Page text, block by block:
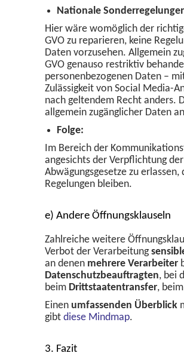
Nationale
Hier wäre womöglich der
GVO zu reparieren, keine
Daten vorzusehen. Allgemein
GVO genauso restriktiv
personenbezogenen Daten –
Zulässigkeit von Social Media-
nach geltendem Recht anders.
allgemein zugänglicher Daten
Folge:
Im Bereich der
angesichts der Verpflichtung
Abwägungsgesetze zu
Regelungen bleiben.
e) Andere Öffnungsklauseln
Zahlreiche weitere
Verbot der Verarbeitung
an denen mehrere Verarbeiter
Datenschutzbeauftragten, bei
beim Drittstaatentransfer,
Einen umfassenden Überblick
gibt diese Mindmap.
3. Fazit